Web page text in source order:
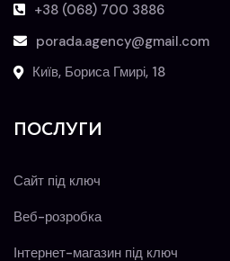
+38 (068) 700 3886
porada.agency@gmail.com
Київ, Бориса Гмирі, 18
ПОСЛУГИ
Сайт під ключ
Веб-розробка
Інтернет-магазин під ключ